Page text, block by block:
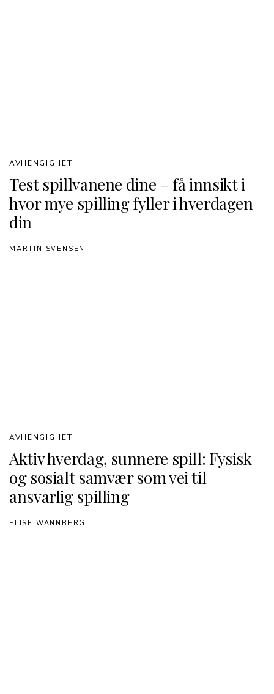
Test spillvanene dine – få innsikt i
hvor mye spilling fyller i hverdagen
din
AVHENGIGHET
MARTIN SVENSEN
Aktiv hverdag, sunnere spill: Fysisk
og sosialt samvær som vei til
ansvarlig spilling
AVHENGIGHET
ELISE WANNBERG